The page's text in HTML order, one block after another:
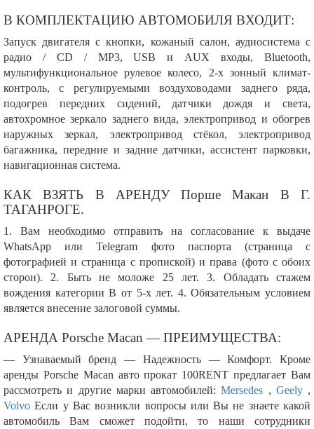
В КОМПЛЕКТАЦИЮ АВТОМОБИЛЯ ВХОДИТ:
Запуск двигателя с кнопки, кожаный салон, аудиосистема с
радио / CD / MP3, USB и AUX входы, Bluetooth,
мультифункциональное рулевое колесо, 2-х зонный климат-
контроль, с регулируемыми воздуховодами заднего ряда,
подогрев передних сидений, датчики дождя и света,
автохромное зеркало заднего вида, электропривод и обогрев
наружных зеркал, электропривод стёкол, электропривод
багажника, передние и задние датчики, ассистент парковки,
навигационная система.
КАК ВЗЯТЬ В АРЕНДУ Порше Макан В Г.
ТАГАНРОГЕ.
1. Вам необходимо отправить на согласование к выдаче
WhatsApp или Telegram фото паспорта (страница с
фотографией и страница с пропиской) и права (фото с обоих
сторон). 2. Быть не моложе 25 лет. 3. Обладать стажем
вождения категории В от 5-х лет. 4. Обязательным условием
является внесение залоговой суммы.
АРЕНДА Porsche Macan — ПРЕИМУЩЕСТВА:
— Узнаваемый бренд — Надежность — Комфорт. Кроме
аренды Porsche Macan авто прокат 100RENT предлагает Вам
рассмотреть и другие марки автомобилей:Mersedes , Geely,
VolvoЕсли у Вас возникли вопросы или Вы не знаете какой
автомобиль Вам сможет подойти, то наши сотрудники